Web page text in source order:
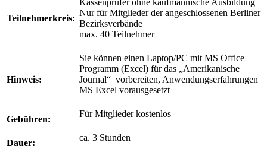
Teilnehmerkreis:
Nur für Mitglieder der angeschlossenen Berliner
Bezirksverbände
max. 40 Teilnehmer
Hinweis:
Sie können einen Laptop/PC mit MS Office
Programm (Excel) für das „Amerikanische
Journal“ vorbereiten, Anwendungserfahrungen
MS Excel vorausgesetzt
Gebühren:
Für Mitglieder kostenlos
Dauer:
ca. 3 Stunden